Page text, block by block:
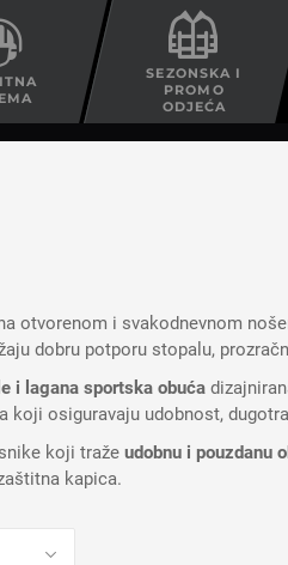
SEZONSKA I
PROMO
ODJEĆA
otvorenom i svakodnevnom
dobru potporu stopalu,
i lagana sportska obuća
koji osiguravaju udobnost,
koji traže udobnu i pouzdanu
kapica.